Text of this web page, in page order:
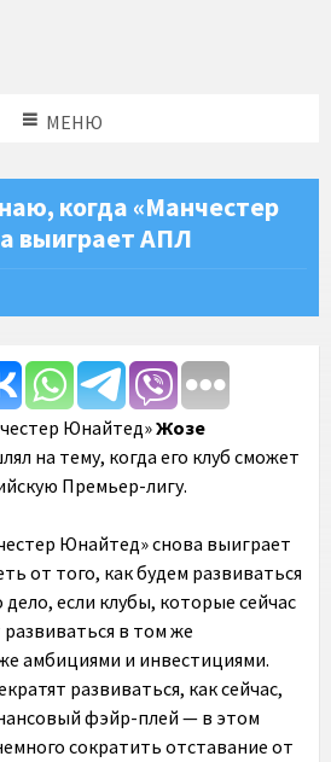
МЕНЮ
когда «Манчестер
выиграет АПЛ
Юнайтед»Жозе
на тему, когда его клуб сможет
Премьер-лигу.
Юнайтед» снова выиграет
от того, как будем развиваться
если клубы, которые сейчас
в том же
амбициями и инвестициями.
развиваться, как сейчас,
фэйр-плей — в этом
сократить отставание от